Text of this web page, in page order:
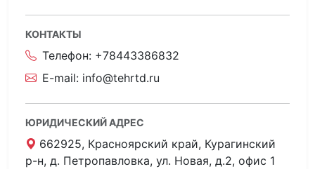
КОНТАКТЫ
Телефон: +78443386832
E-mail: info@tehrtd.ru
ЮРИДИЧЕСКИЙ АДРЕС
662925, Красноярский край, Курагинский
р-н, д. Петропавловка, ул. Новая, д.2, офис 1